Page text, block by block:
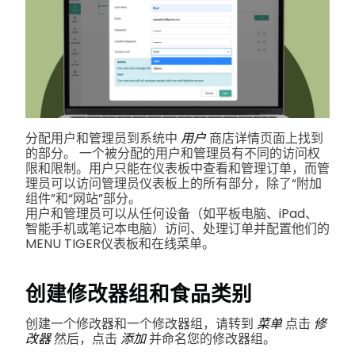
分配用户和管理员到系统中 用户商店详情页面上找到
的部分。 一个被分配的用户和管理员有不同的访问权
限和限制。用户只能在仪表板中查看和管理订单，而管
理员可以访问管理员仪表板上的所有部分，除了“附加
组件”和“网站”部分。
用户和管理员可以从任何设备（如平板电脑、iPad、
智能手机或笔记本电脑）访问、处理订单并配置他们的
MENU TIGER仪表板和在线菜单。
创建修改器组和食品类别
创建一个修改器和一个修改器组，请转到 菜单 点击 修
改器然后，点击 添加并命名您的修改器组。